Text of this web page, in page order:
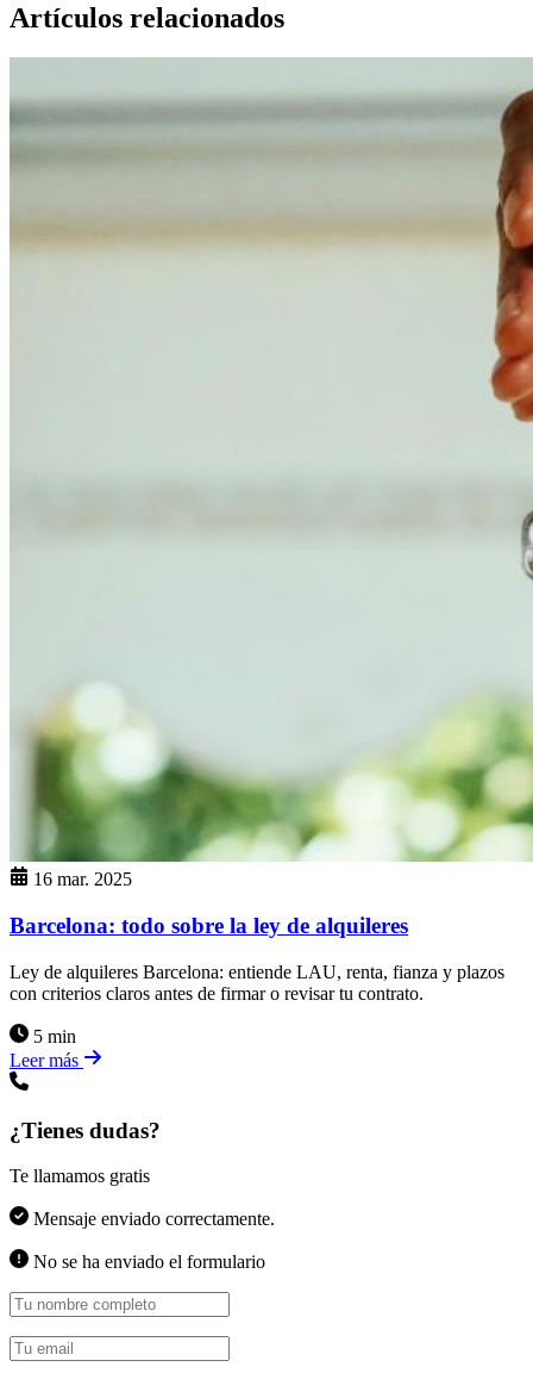
Artículos relacionados
16 mar. 2025
Barcelona: todo sobre la ley de alquileres
Ley de alquileres Barcelona: entiende LAU, renta, fianza y plazos
con criterios claros antes de firmar o revisar tu contrato.
5 min
Leer más
¿Tienes dudas?
Te llamamos gratis
Mensaje enviado correctamente.
No se ha enviado el formulario